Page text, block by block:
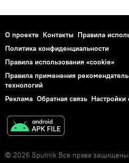
О проекте Контакты Правила
Политика конфиденциальности
Правила использования «cookie»
Правила применения
технологий
Реклама Обратная связь Настройки
© 2026 Sputnik Все права